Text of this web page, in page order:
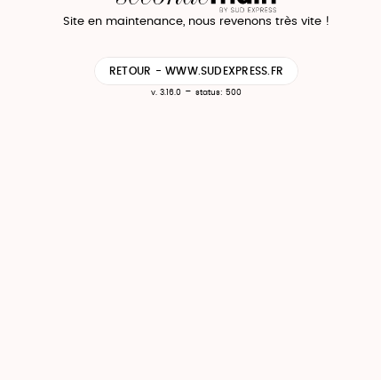
Site en maintenance, nous revenons très vite !
RETOUR - WWW.SUDEXPRESS.FR
v. 3.16.0 - status: 500